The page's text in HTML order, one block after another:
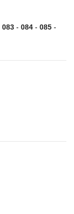
083 - 084 - 085 -